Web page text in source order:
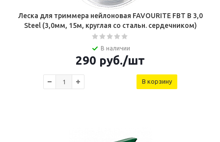
Леска для триммера нейлоновая FAVOURITE FBT B 3,0
Steel (3,0мм, 15м, круглая со стальн. сердечником)
В наличии
290 руб./шт
В корзину